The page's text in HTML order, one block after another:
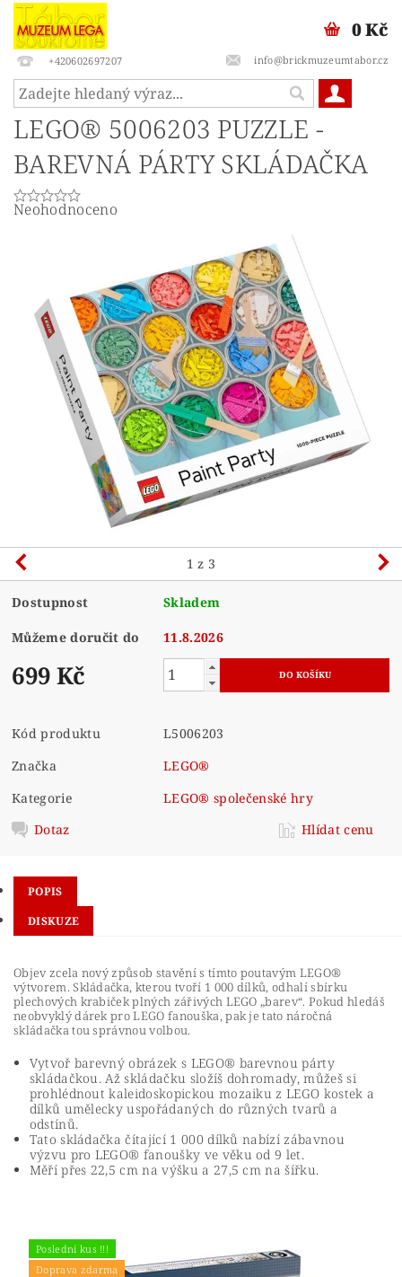
+420602697207 info@brickmuzeumtabor.cz
0 Kč
LEGO® 5006203 PUZZLE -
BAREVNÁ PÁRTY SKLÁDAČKA
Neohodnoceno
1 z 3
Dostupnost Skladem
Můžeme doručit do 11.8.2026
699 Kč
Kód produktu
L5006203
Značka
LEGO®
Kategorie
LEGO® společenské hry
Dotaz
Hlídat cenu
POPIS
DISKUZE
Objev zcela nový způsob stavění s tímto poutavým LEGO®
výtvorem. Skládačka, kterou tvoří 1 000 dílků, odhalí sbírku
plechových krabiček plných zářivých LEGO „barev“. Pokud hledáš
neobvyklý dárek pro LEGO fanouška, pak je tato náročná
skládačka tou správnou volbou.
Vytvoř barevný obrázek s LEGO® barevnou párty
skládačkou. Až skládačku složíš dohromady, můžeš si
prohlédnout kaleidoskopickou mozaiku z LEGO kostek a
dílků umělecky uspořádaných do různých tvarů a
odstínů.
Tato skládačka čítající 1 000 dílků nabízí zábavnou
výzvu pro LEGO® fanoušky ve věku od 9 let.
Měří přes 22,5 cm na výšku a 27,5 cm na šířku.
Poslední kus !!!
Doprava zdarma